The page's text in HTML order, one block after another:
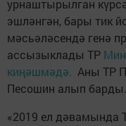
урнаштырылган
эшләнгән, бары тик
мәсьәләсендә генә
ассызыклады ТР
киңәшмәдә. Аны ТР
Песошин алып барды.
«2019 ел дәвамында